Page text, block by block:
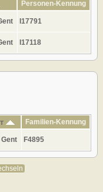
Personen-Kennung
I17791
I17118
Familien-Kennung
Gent F4895